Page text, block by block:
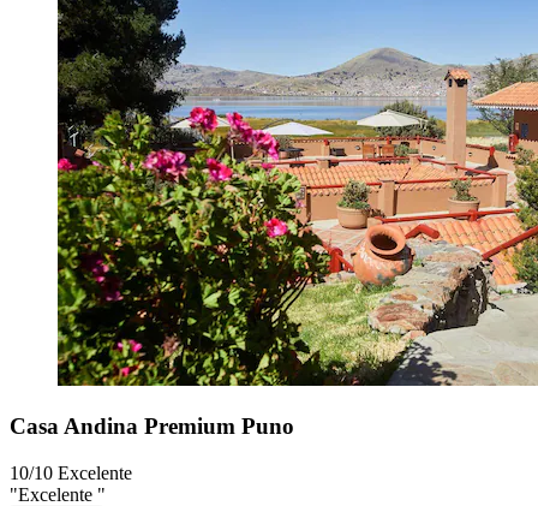
Casa Andina Premium Puno
10/10 Excelente
"Excelente "